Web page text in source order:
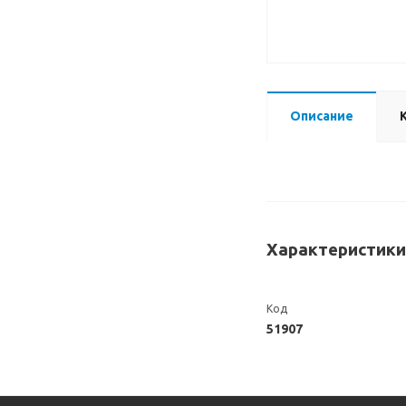
Описание
Характеристики
Код
51907